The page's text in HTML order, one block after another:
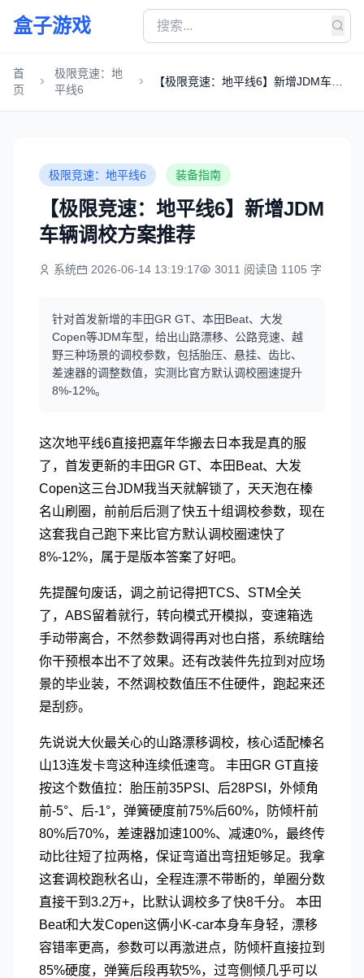
盒子游戏
首
页
极限竞速：地
平线6
【极限竞速：地平线6】新增JDM车辆
极限竞速：地平线6 装备指南
【极限竞速：地平线6】新增JDM
车辆调校方案推荐
系统 2026-06-14 13:19:17 3011 阅读 1105 字
针对首发新增的丰田GR GT、本田Beat、大发
Copen等JDM车型，给出山路漂移、公路竞速、越
野三种场景的调校参数，包括胎压、悬挂、齿比、
差速器的调整数值，实测比官方默认调校圈速提升
8%-12%。
这次地平线6直接把嘉年华搬去日本我是真的服
了，首发更新的丰田GR GT、本田Beat、大发
Copen这三台JDM我当天就解锁了，天天泡在榛
名山刷圈，前前后后测了快五十组调校参数，现在
这套我自己跑下来比官方默认调校圈速快了
8%-12%，属于是版本答案了好吧。
先提醒句废话，调之前记得把TCS、STM全关
了，ABS留着就行，转向模式开模拟，变速箱选
手动带离合，不然参数调得再对也白搭，系统瞎给
你干预根本出不了效果。还有改装件先拉到对应场
景的毕业装，不然调校数值压不住硬件，跑起来还
是刮痧。
先说说大伙最关心的山路漂移调校，核心适配榛名
山13连发卡弯这种连续低速弯。 丰田GR GT直接
按这个数值拉：胎压前35PSI、后28PSI，外倾角
前-5°、后-1°，弹簧硬度前75%后60%，防倾杆前
80%后70%，差速器加速100%、减速0%，最终传
动比往短了拉两格，保证弯道出弯扭矩够足。我拿
这套调校跑秋名山，全程连漂不带断的，单圈分数
直接干到3.2万+，比默认调校多了快8千分。 本田
Beat和大发Copen这俩小K-car本身车身轻，漂移
容错率更高，参数可以再激进点，防倾杆直接拉到
85%硬度，弹簧后段再软5%，过弯侧倾几乎可以